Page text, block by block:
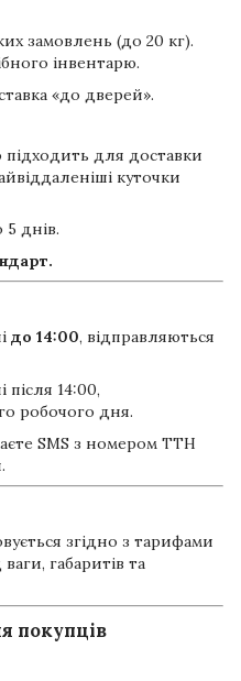
замовлень (до 20 кг).
інвентарю.
«до дверей».
для доставки
куточки
5 днів.
до 14:00, відправляються
14:00,
робочого дня.
SMS з номером ТТН
згідно з тарифами
габаритів та
покупців